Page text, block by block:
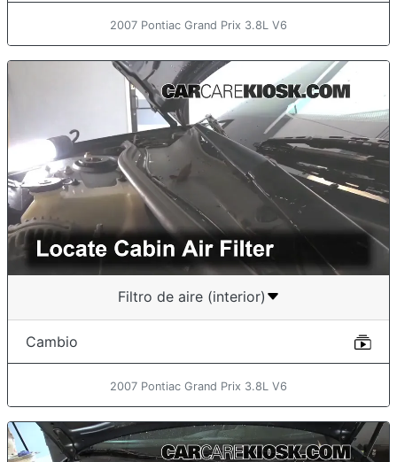
2007 Pontiac Grand Prix 3.8L V6
Filtro de aire (interior)
Cambio
2007 Pontiac Grand Prix 3.8L V6